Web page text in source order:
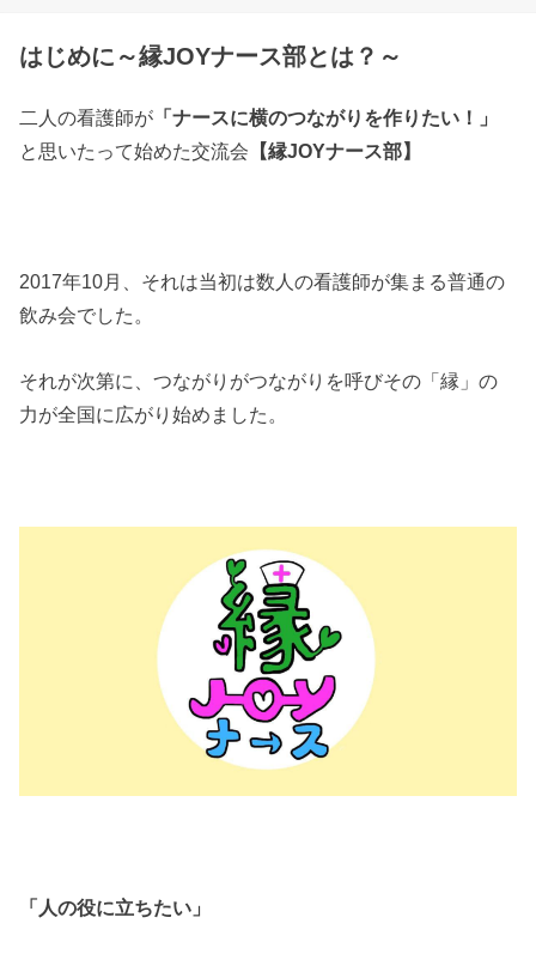
はじめに～縁JOYナース部とは？～
二人の看護師が 「ナースに横のつながりを作りたい！」
と思いたって始めた交流会 【縁JOYナース部】
2017年10月、それは当初は数人の看護師が集まる普通の
飲み会でした。
それが次第に、つながりがつながりを呼びその「縁」の
力が全国に広がり始めました。
「人の役に立ちたい」